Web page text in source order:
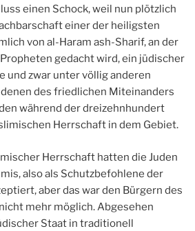
einen Schock, weil nun plötzlich
einer der heiligsten
von al-Haram ash-Sharif, an der
gedacht wird, ein jüdischer
und zwar unter völlig anderen
des friedlichen Miteinanders
während der dreizehnhundert
Herrschaft in dem Gebiet.
Herrschaft hatten die Juden
also als Schutzbefohlene der
aber das war den Bürgern des
mehr möglich. Abgesehen
Staat in traditionell